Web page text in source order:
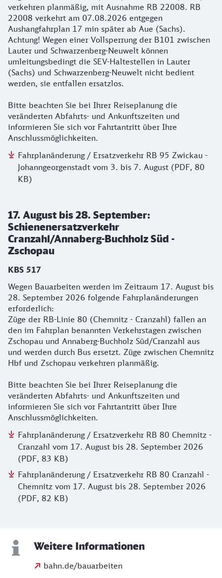
verkehren planmäßig, mit Ausnahme RB 22008. RB
22008 verkehrt am 07.08.2026 entgegen
Aushangfahrplan 17 min später ab Aue (Sachs).
Achtung! Wegen einer Vollsperrung der B101 zwischen
Lauter und Schwarzenberg-Neuwelt können
umleitungsbedingt die SEV-Haltestellen in Lauter
(Sachs) und Schwarzenberg-Neuwelt nicht bedient
werden, sie entfallen ersatzlos.
Bitte beachten Sie bei Ihrer Reiseplanung die
veränderten Abfahrts- und Ankunftszeiten und
informieren Sie sich vor Fahrtantritt über Ihre
Anschlussmöglichkeiten.
Fahrplanänderung / Ersatzverkehr RB 95 Zwickau -
Johanngeorgenstadt vom 3. bis 7. August (PDF, 80
KB)
17. August bis 28. September:
Schienenersatzverkehr
Cranzahl/Annaberg-Buchholz Süd -
Zschopau
KBS 517
Wegen Bauarbeiten werden im Zeitraum 17. August bis
28. September 2026 folgende Fahrplanänderungen
erforderlich:
Züge der RB-Linie 80 (Chemnitz - Cranzahl) fallen an
den im Fahrplan benannten Verkehrstagen zwischen
Zschopau und Annaberg-Buchholz Süd/Cranzahl aus
und werden durch Bus ersetzt. Züge zwischen Chemnitz
Hbf und Zschopau verkehren planmäßig.
Bitte beachten Sie bei Ihrer Reiseplanung die
veränderten Abfahrts- und Ankunftszeiten und
informieren Sie sich vor Fahrtantritt über Ihre
Anschlussmöglichkeiten.
Fahrplanänderung / Ersatzverkehr RB 80 Chemnitz -
Cranzahl vom 17. August bis 28. September 2026
(PDF, 83 KB)
Fahrplanänderung / Ersatzverkehr RB 80 Cranzahl -
Chemnitz vom 17. August bis 28. September 2026
(PDF, 82 KB)
Weitere Informationen
bahn.de/bauarbeiten